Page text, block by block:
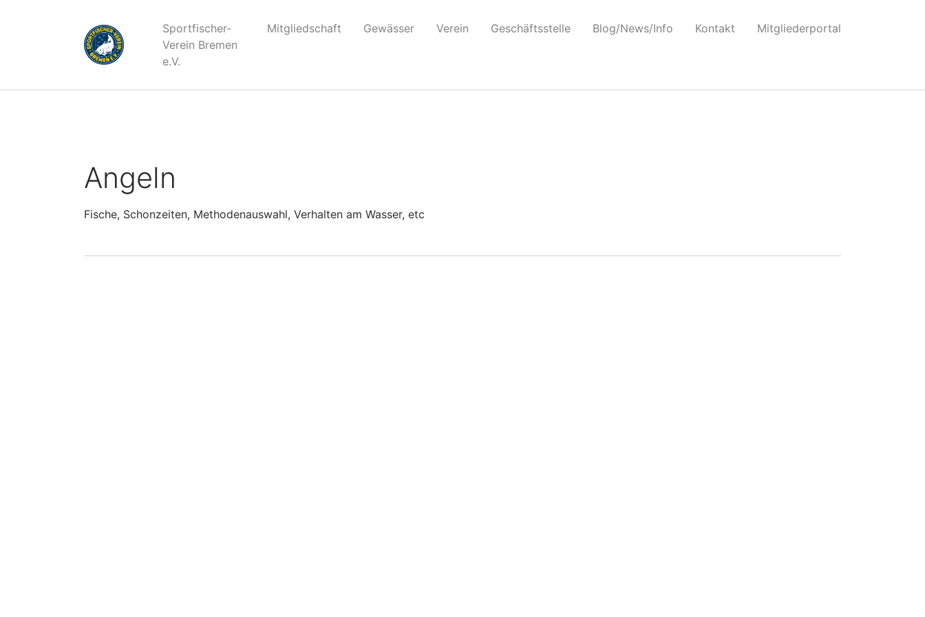
: Die Funktion WP_Scripts::add wurde fehlerhaftaufgerufen. Das Skript mit dem Handle „swb_wp-scroll“ wurde mit nicht registrierten Abhängigkeiten eingereiht: . Weitere
Debugging in WordPress (engl.)
Sportfischer-
Verein Bremen
e.V.
Mitgliedschaft Gewässer Verein Geschäftsstelle Blog/News/Info Kontakt Mitgliederportal
Angeln
Fische, Schonzeiten, Methodenauswahl, Verhalten am Wasser, etc